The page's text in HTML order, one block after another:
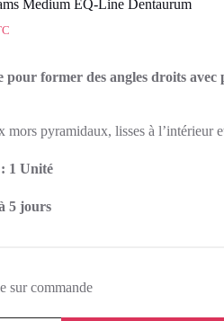
Medium EQ-Line Dentaurum
pour former des angles droits
mors pyramidaux, lisses à l’intérieur
1 Unité
5 jours
sur commande